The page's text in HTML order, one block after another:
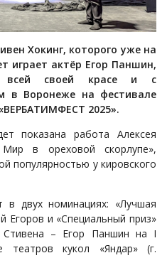
Хокинг, которого уже на
играет актёр Егор Паншин,
всей своей красе и с
в Воронеже на фестивале
2025».
показана работа Алексея
в ореховой скорлупе»,
популярностью у кировского
в двух номинациях: «Лучшая
Егоров и «Специальный приз»
– Егор Паншин на I
театров кукол «Яндар» (г.